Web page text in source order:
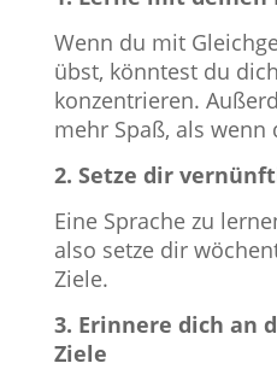
Wenn du mit
übst, könntest du
konzentrieren.
mehr Spaß, als
2. Setze dir
Eine Sprache zu
also setze dir
Ziele.
3. Erinnere dich an
Ziele